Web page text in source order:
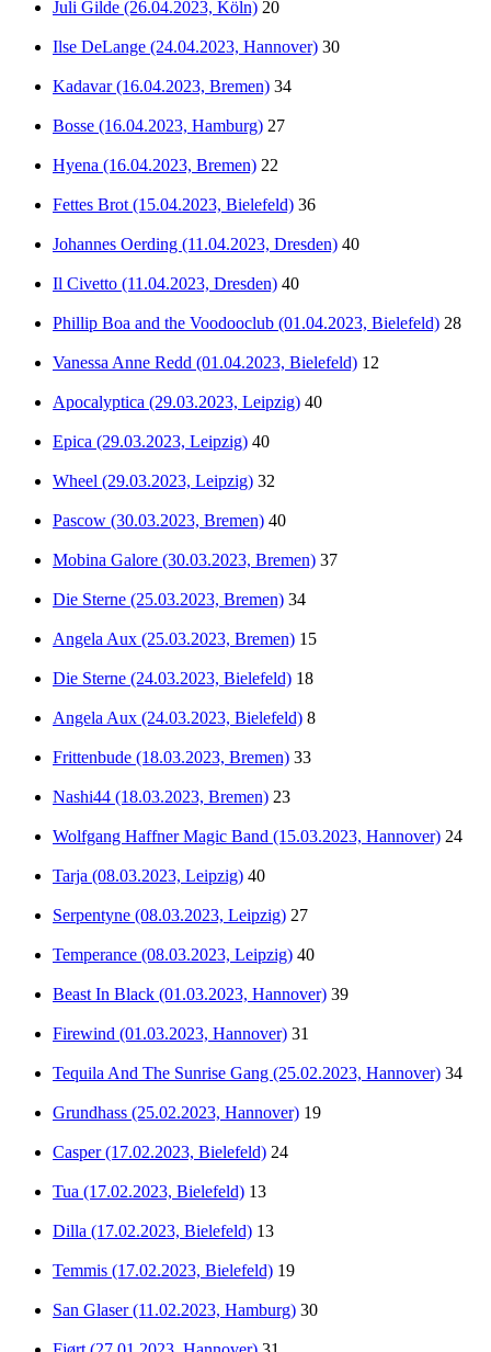
Juli Gilde (26.04.2023, Köln) 20
Ilse DeLange (24.04.2023, Hannover) 30
Kadavar (16.04.2023, Bremen) 34
Bosse (16.04.2023, Hamburg) 27
Hyena (16.04.2023, Bremen) 22
Fettes Brot (15.04.2023, Bielefeld) 36
Johannes Oerding (11.04.2023, Dresden) 40
Il Civetto (11.04.2023, Dresden) 40
Phillip Boa and the Voodooclub (01.04.2023, Bielefeld) 28
Vanessa Anne Redd (01.04.2023, Bielefeld) 12
Apocalyptica (29.03.2023, Leipzig) 40
Epica (29.03.2023, Leipzig) 40
Wheel (29.03.2023, Leipzig) 32
Pascow (30.03.2023, Bremen) 40
Mobina Galore (30.03.2023, Bremen) 37
Die Sterne (25.03.2023, Bremen) 34
Angela Aux (25.03.2023, Bremen) 15
Die Sterne (24.03.2023, Bielefeld) 18
Angela Aux (24.03.2023, Bielefeld) 8
Frittenbude (18.03.2023, Bremen) 33
Nashi44 (18.03.2023, Bremen) 23
Wolfgang Haffner Magic Band (15.03.2023, Hannover) 24
Tarja (08.03.2023, Leipzig) 40
Serpentyne (08.03.2023, Leipzig) 27
Temperance (08.03.2023, Leipzig) 40
Beast In Black (01.03.2023, Hannover) 39
Firewind (01.03.2023, Hannover) 31
Tequila And The Sunrise Gang (25.02.2023, Hannover) 34
Grundhass (25.02.2023, Hannover) 19
Casper (17.02.2023, Bielefeld) 24
Tua (17.02.2023, Bielefeld) 13
Dilla (17.02.2023, Bielefeld) 13
Temmis (17.02.2023, Bielefeld) 19
San Glaser (11.02.2023, Hamburg) 30